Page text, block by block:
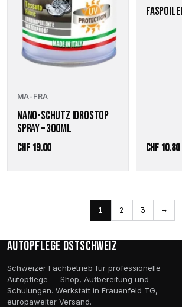
MA-FRA
NANO-SCHUTZ IDROSTOP
SPRAY – 300ML
CHF 19.00 CHF 10.80
1 2 3 →
Autopflege Ostschweiz
Schweizer Fachbetrieb für professionelle
Autopflege — Shop, Aufbereitung und
Schulungen. Werkstatt in Frauenfeld TG,
europaweiter Versand.